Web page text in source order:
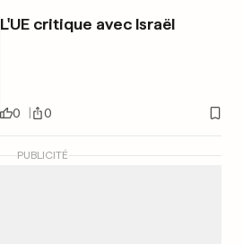
L'UE critique avec Israël
0 0
PUBLICITÉ